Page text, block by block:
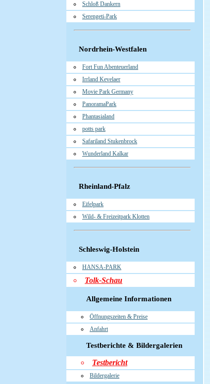
Schloß Dankern
Serengeti-Park
Nordrhein-Westfalen
Fort Fun Abenteuerland
Irrland Kevelaer
Movie Park Germany
PanoramaPark
Phantasialand
potts park
Safariland Stukenbrock
Wunderland Kalkar
Rheinland-Pfalz
Eifelpark
Wild- & Freizeitpark Klotten
Schleswig-Holstein
HANSA-PARK
Tolk-Schau
Allgemeine Informationen
Öffnungszeiten & Preise
Anfahrt
Testberichte & Bildergalerien
Testbericht
Bildergalerie